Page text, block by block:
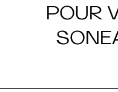
POUR